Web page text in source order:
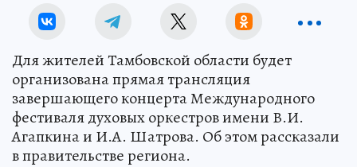
Для жителей Тамбовской области будет
организована прямая трансляция
завершающего концерта Международного
фестиваля духовых оркестров имени В.И.
Агапкина и И.А. Шатрова. Об этом рассказали
в правительстве региона.